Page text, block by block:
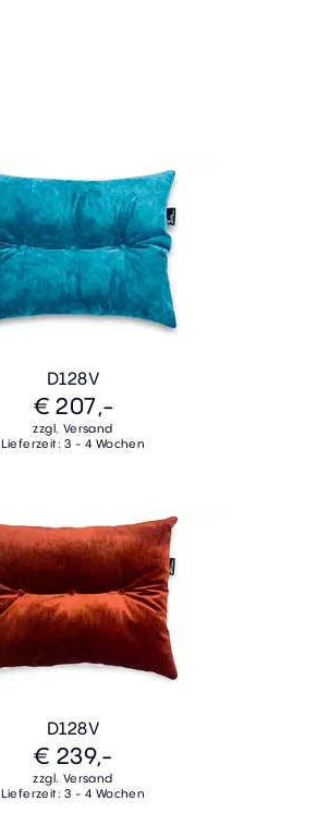
D128V
€ 207,-
zzgl. Versand
Lieferzeit: 3 - 4 Wochen
D128V
€ 239,-
zzgl. Versand
Lieferzeit: 3 - 4 Wochen